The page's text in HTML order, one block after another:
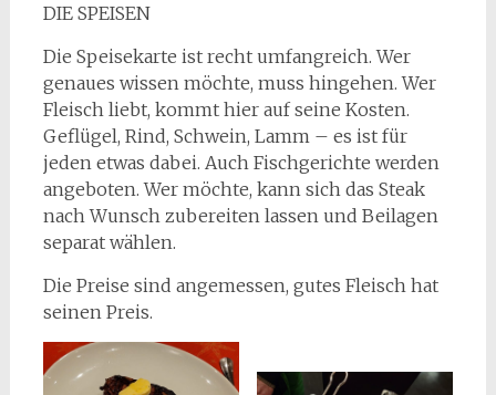
DIE SPEISEN
Die Speisekarte ist recht umfangreich. Wer
genaues wissen möchte, muss hingehen. Wer
Fleisch liebt, kommt hier auf seine Kosten.
Geflügel, Rind, Schwein, Lamm – es ist für
jeden etwas dabei. Auch Fischgerichte werden
angeboten. Wer möchte, kann sich das Steak
nach Wunsch zubereiten lassen und Beilagen
separat wählen.
Die Preise sind angemessen, gutes Fleisch hat
seinen Preis.